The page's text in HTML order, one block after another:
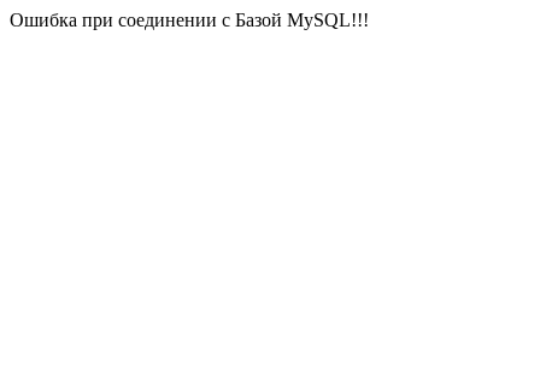
Ошибка при соединении с Базой MySQL!!!